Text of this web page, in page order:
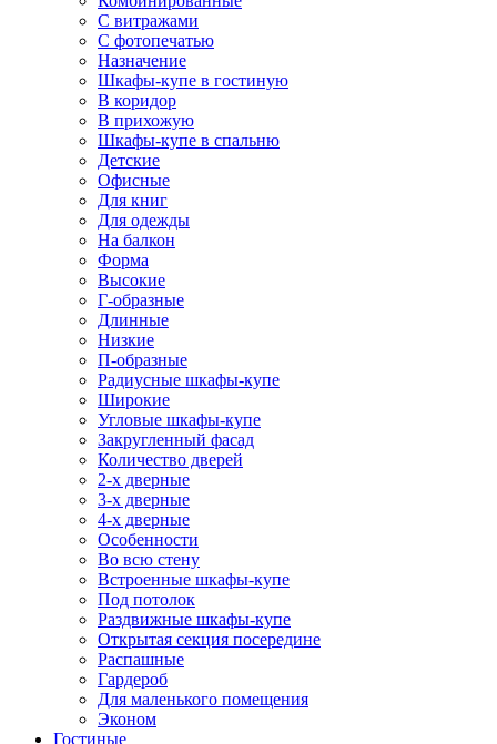
С витражами
С фотопечатью
Назначение
Шкафы-купе в гостиную
В коридор
В прихожую
Шкафы-купе в спальню
Детские
Офисные
Для книг
Для одежды
На балкон
Форма
Высокие
Г-образные
Длинные
Низкие
П-образные
Радиусные шкафы-купе
Широкие
Угловые шкафы-купе
Закругленный фасад
Количество дверей
2-х дверные
3-х дверные
4-х дверные
Особенности
Во всю стену
Встроенные шкафы-купе
Под потолок
Раздвижные шкафы-купе
Открытая секция посередине
Распашные
Гардероб
Для маленького помещения
Эконом
Гостиные